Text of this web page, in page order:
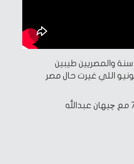
والمصريين طيبين
ثورة ٣٠ يونيو اللي غيرت حال مصر